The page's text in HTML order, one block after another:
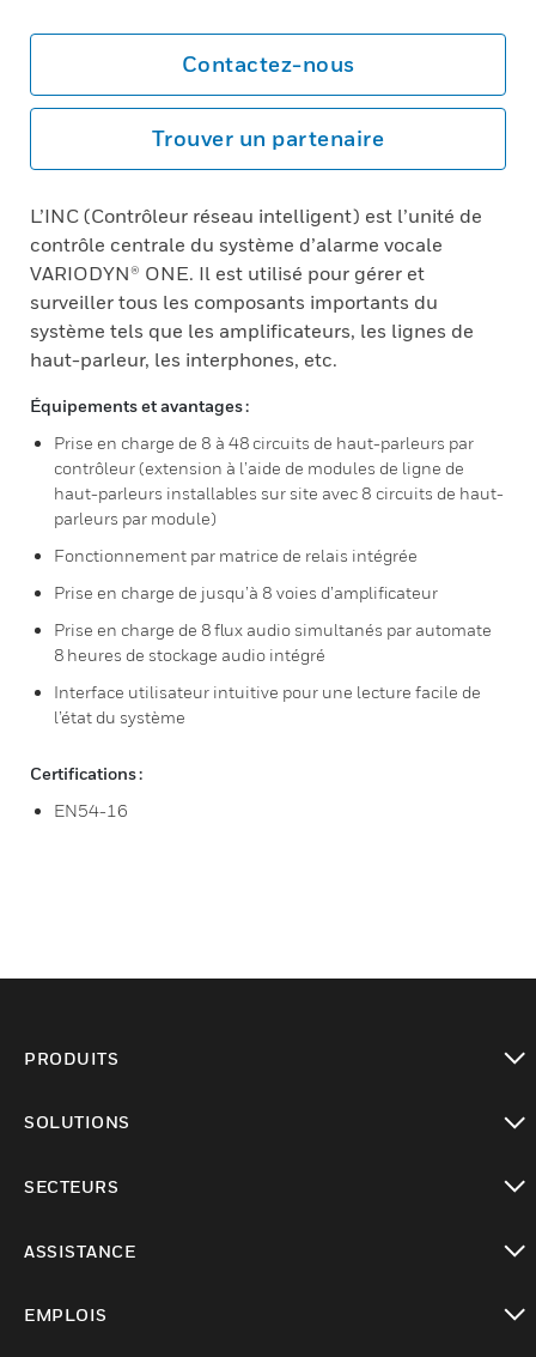
Contactez-nous
Trouver un partenaire
L’INC (Contrôleur réseau intelligent) est l’unité de
contrôle centrale du système d’alarme vocale
VARIODYN® ONE. Il est utilisé pour gérer et
surveiller tous les composants importants du
système tels que les amplificateurs, les lignes de
haut-parleur, les interphones, etc.
Équipements et avantages :
Prise en charge de 8 à 48 circuits de haut-parleurs par
contrôleur (extension à l’aide de modules de ligne de
haut-parleurs installables sur site avec 8 circuits de haut-
parleurs par module)
Fonctionnement par matrice de relais intégrée
Prise en charge de jusqu’à 8 voies d’amplificateur
Prise en charge de 8 flux audio simultanés par automate
8 heures de stockage audio intégré
Interface utilisateur intuitive pour une lecture facile de
l’état du système
Certifications :
EN54-16
PRODUITS
SOLUTIONS
SECTEURS
ASSISTANCE
EMPLOIS